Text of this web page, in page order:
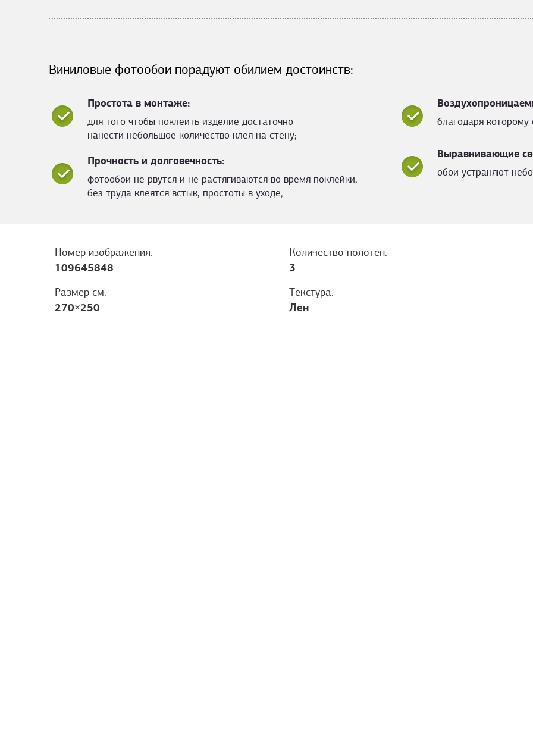
Виниловые фотообои порадуют обилием достоинств:
Простота в монтаже:
для того чтобы поклеить изделие достаточно
нанести небольшое количество клея на стену;
благодаря
Выравнивающие
обои устраняют
Прочность и долговечность:
фотообои не рвутся и не растягиваются во время поклейки,
без труда клеятся встык, простоты в уходе;
Номер изображения:
109645848
Количество полотен:
3
Размер см:
270×250
Текстура:
Лен